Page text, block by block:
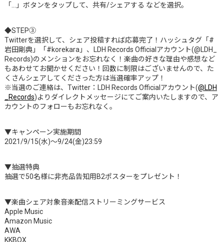
「…」ボタンをタップして、共有/シェアする などを選択。
◆STEP③
Twitterを選択して、シェア投稿すれば応募完了！ハッシュタグ「#
岩田剛典」「#korekara」、LDH Records Officialアカウント(@LDH_
Records)のメンションをお忘れなく！楽曲の好きな理由や感想など
もあわせてお聞かせください！回数に制限はございませんので、た
くさんシェアしてくださった方は当選確率アップ！
※当選のご連絡は、Twitter：LDH Records Officialアカウント(@LDH
_Records)よりダイレクトメッセージにてご案内いたしますので、ア
カウントのフォローもお忘れなく。
▼キャンペーン実施期間
2021/9/15(水)～9/24(金)23:59
▼抽選特典
抽選で50名様に非売品告知用B2ポスターをプレゼント！
▼楽曲シェア対象音楽配信ストリーミングサービス
Apple Music
Amazon Music
AWA
KKBOX